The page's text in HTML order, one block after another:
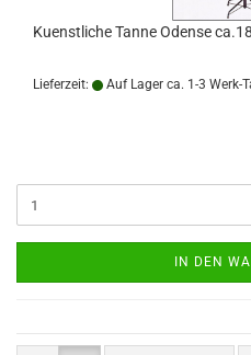
Kuenstliche Tanne Odense
Lieferzeit: Auf Lager ca. 1-3 Werk-
IN DEN